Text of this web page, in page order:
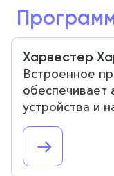
Харвестер
Встроенное
устройства и
функций